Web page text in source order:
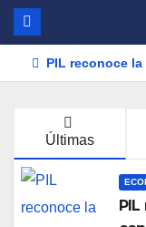
PIL reconoce
Últimas